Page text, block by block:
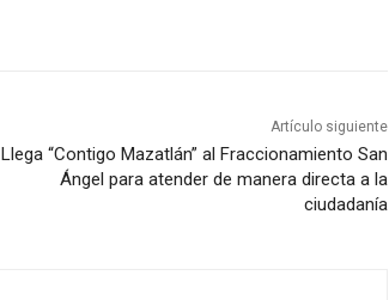
Artículo siguiente
Llega “Contigo Mazatlán” al Fraccionamiento San
Ángel para atender de manera directa a la
ciudadanía